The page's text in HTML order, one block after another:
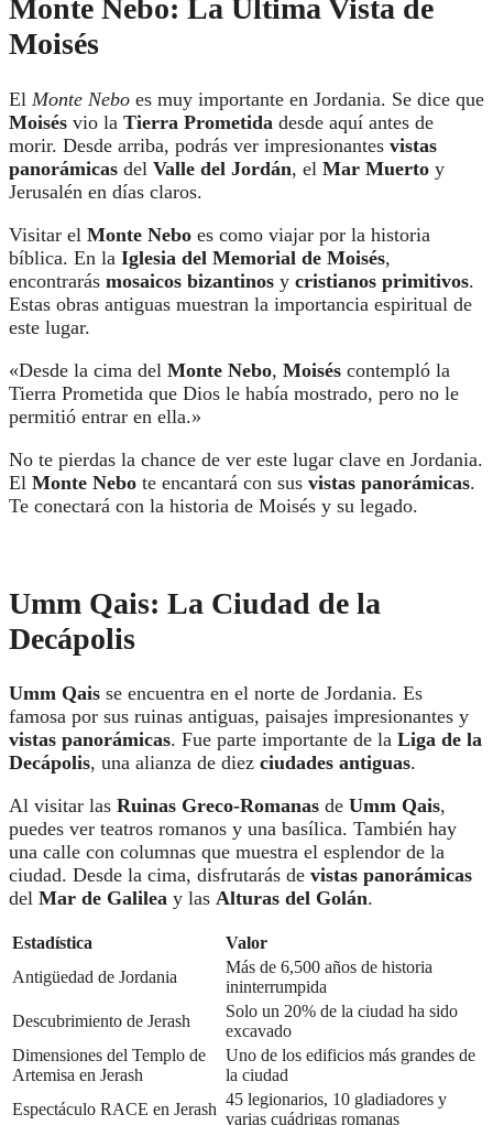
Monte Nebo: La Última Vista de
Moisés
El Monte Nebo es muy importante en Jordania. Se dice que
Moisés vio la Tierra Prometida desde aquí antes de
morir. Desde arriba, podrás ver impresionantes vistas
panorámicas del Valle del Jordán, el Mar Muerto y
Jerusalén en días claros.
Visitar el Monte Nebo es como viajar por la historia
bíblica. En la Iglesia del Memorial de Moisés,
encontrarás mosaicos bizantinos y cristianos primitivos.
Estas obras antiguas muestran la importancia espiritual de
este lugar.
«Desde la cima del Monte Nebo, Moisés contempló la
Tierra Prometida que Dios le había mostrado, pero no le
permitió entrar en ella.»
No te pierdas la chance de ver este lugar clave en Jordania.
El Monte Nebo te encantará con sus vistas panorámicas.
Te conectará con la historia de Moisés y su legado.
Umm Qais: La Ciudad de la
Decápolis
Umm Qais se encuentra en el norte de Jordania. Es
famosa por sus ruinas antiguas, paisajes impresionantes y
vistas panorámicas. Fue parte importante de la Liga de la
Decápolis, una alianza de diez ciudades antiguas.
Al visitar las Ruinas Greco-Romanas de Umm Qais,
puedes ver teatros romanos y una basílica. También hay
una calle con columnas que muestra el esplendor de la
ciudad. Desde la cima, disfrutarás de vistas panorámicas
del Mar de Galilea y las Alturas del Golán.
Estadística
Valor
Antigüedad de Jordania
Más de 6,500 años de historia
ininterrumpida
Descubrimiento de Jerash
Solo un 20% de la ciudad ha sido
excavado
Dimensiones del Templo de
Artemisa en Jerash
Uno de los edificios más grandes de
la ciudad
Espectáculo RACE en Jerash
45 legionarios, 10 gladiadores y
varias cuádrigas romanas